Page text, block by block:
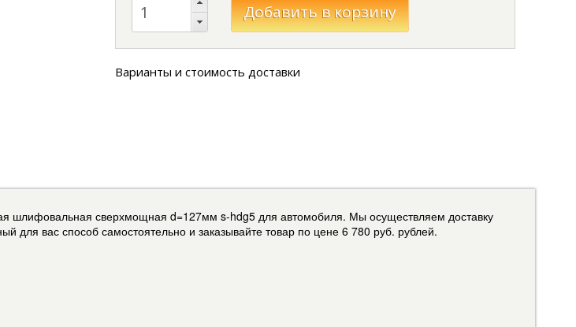
Варианты и стоимость доставки
шлифовальная сверхмощная d=127мм s-hdg5 для автомобиля. Мы осуществляем доставку
для вас способ самостоятельно и заказывайте товар по цене 6 780 руб. рублей.